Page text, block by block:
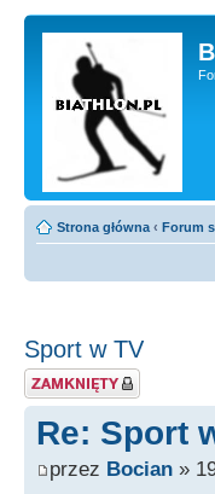
Strona główna ‹ Forum
Sport w TV
Zablokowany temat
Re: Sport
przez Bocian »